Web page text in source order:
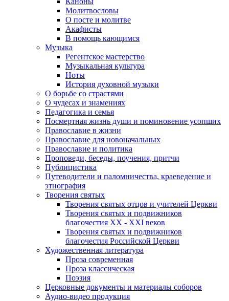
Молитвословы
О посте и молитве
Акафисты
В помощь кающимся
Музыка
Регентское мастерство
Музыкальная культура
Ноты
История духовной музыки
О борьбе со страстями
О чудесах и знамениях
Педагогика и семья
Посмертная жизнь души и поминовение усопших
Православие в жизни
Православие для новоначальных
Православие и политика
Проповеди, беседы, поучения, притчи
Публицистика
Путеводители и паломничества, краеведение и
этнография
Творения святых
Творения святых отцов и учителей Церкви
Творения святых и подвижников
благочестия ХХ - ХХI веков
Творения святых и подвижников
благочестия Российской Церкви
Художественная литература
Проза современная
Проза классическая
Поэзия
Церковные документы и материалы соборов
Аудио-видео продукция